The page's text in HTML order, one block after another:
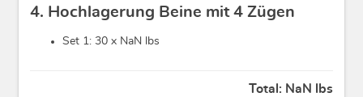
4. Hochlagerung Beine mit 4 Zügen
Set 1: 30 x NaN lbs
Total: NaN lbs